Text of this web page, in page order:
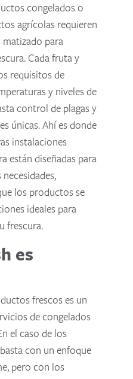
congelados o
agrícolas requieren
para
Cada fruta y
requisitos de
y niveles de
control de plagas y
únicas. Ahí es donde
instalaciones
están diseñadas para
los productos se
ideales para
frescura.
es
frescos es un
de congelados
el caso de los
con un enfoque
pero con los